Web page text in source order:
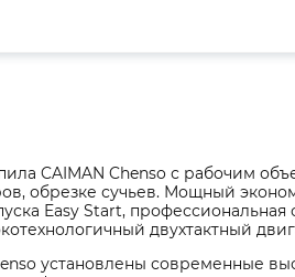
CAIMAN Chenso с рабочим
обрезке сучьев. Мощный
Easy Start,
двухтактный
установлены современные